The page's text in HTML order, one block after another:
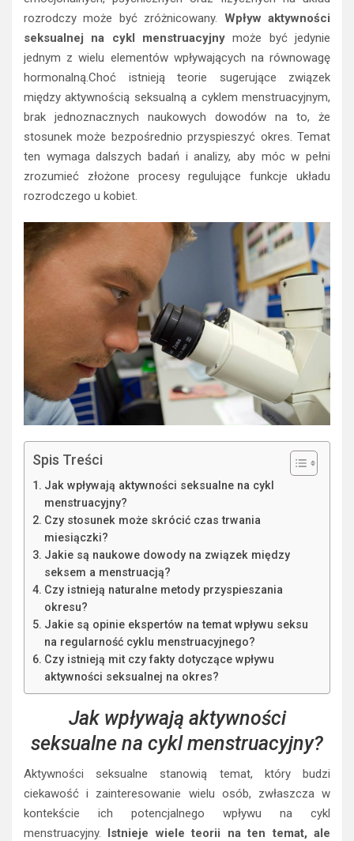
rozrodczy może być zróżnicowany. Wpływ aktywności
seksualnej na cykl menstruacyjny może być jedynie
jednym z wielu elementów wpływających na równowagę
hormonalną.Choć istnieją teorie sugerujące związek
między aktywnością seksualną a cyklem menstruacyjnym,
brak jednoznacznych naukowych dowodów na to, że
stosunek może bezpośrednio przyspieszyć okres. Temat
ten wymaga dalszych badań i analizy, aby móc w pełni
zrozumieć złożone procesy regulujące funkcje układu
rozrodczego u kobiet.
Spis Treści
Jak wpływają aktywności seksualne na cykl
menstruacyjny?
Czy stosunek może skrócić czas trwania
miesiączki?
Jakie są naukowe dowody na związek między
seksem a menstruacją?
Czy istnieją naturalne metody przyspieszania
okresu?
Jakie są opinie ekspertów na temat wpływu seksu
na regularność cyklu menstruacyjnego?
Czy istnieją mit czy fakty dotyczące wpływu
aktywności seksualnej na okres?
Jak wpływają aktywności
seksualne na cykl menstruacyjny?
Aktywności seksualne stanowią temat, który budzi
ciekawość i zainteresowanie wielu osób, zwłaszcza w
kontekście ich potencjalnego wpływu na cykl
menstruacyjny. Istnieje wiele teorii na ten temat, ale